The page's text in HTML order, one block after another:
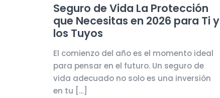
Seguro de Vida La Protección
que Necesitas en 2026 para Ti y
los Tuyos
El comienzo del año es el momento ideal
para pensar en el futuro. Un seguro de
vida adecuado no solo es una inversión
en tu […]